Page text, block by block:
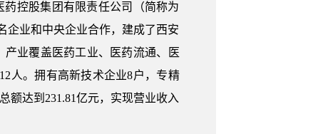
药控股集团有限责任公司（简称为
企业和中央企业合作，建成了西安
业覆盖医药工业、医药流通、医
人。拥有高新技术企业8户，专精
额达到231.81亿元，实现营业收入